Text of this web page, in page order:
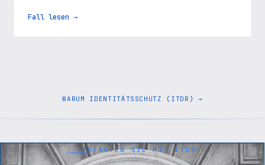
Fall lesen →
WARUM IDENTITÄTSSCHUTZ (ITDR) →
STARTEN SIE MIT ITDR